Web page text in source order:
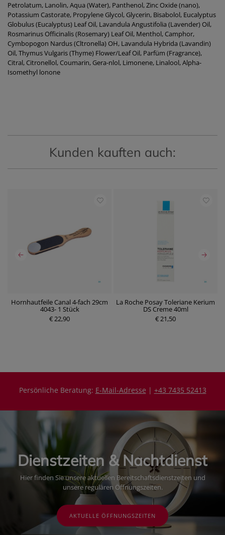
Petrolatum, Lanolin, Aqua (Water), Panthenol, Zinc Oxide (nano),
Potassium Castorate, Propylene Glycol, Glycerin, Bisabolol, Eucalyptus
Globulus (Eucalyptus) Leaf Oil, Lavandula Angustifolia (Lavender) Oil,
Rosmarinus Officinalis (Rosemary) Leaf Oil, Menthol, Camphor,
Cymbopogon Nardus (Cltronella) OH, Lavandula Hybrida (Lavandin)
Oil, Thymus Vulgaris (Thyme) Flower/Leaf Oil, Parfüm (Fragrance),
Citral, Citronellol, Coumarin, Gera-nlol, Limonene, Linalool, Alpha-
Isomethyl lonone
Kunden kauften auch:
Hornhautfeile Canal 4-fach 29cm
4043- 1 Stück
€ 22,90
La Roche Posay Toleriane Kerium
DS Creme 40ml
€ 21,50
Persönliche Beratung: E-Mail-Adresse | +43 7435 52413
Dienstzeiten & Nachtdienst
Hier finden Sie unsere aktuellen Bereitschaftsdienstzeiten und
unsere regulären Öffnungszeiten.
AKTUELLE ÖFFNUNGSZEITEN